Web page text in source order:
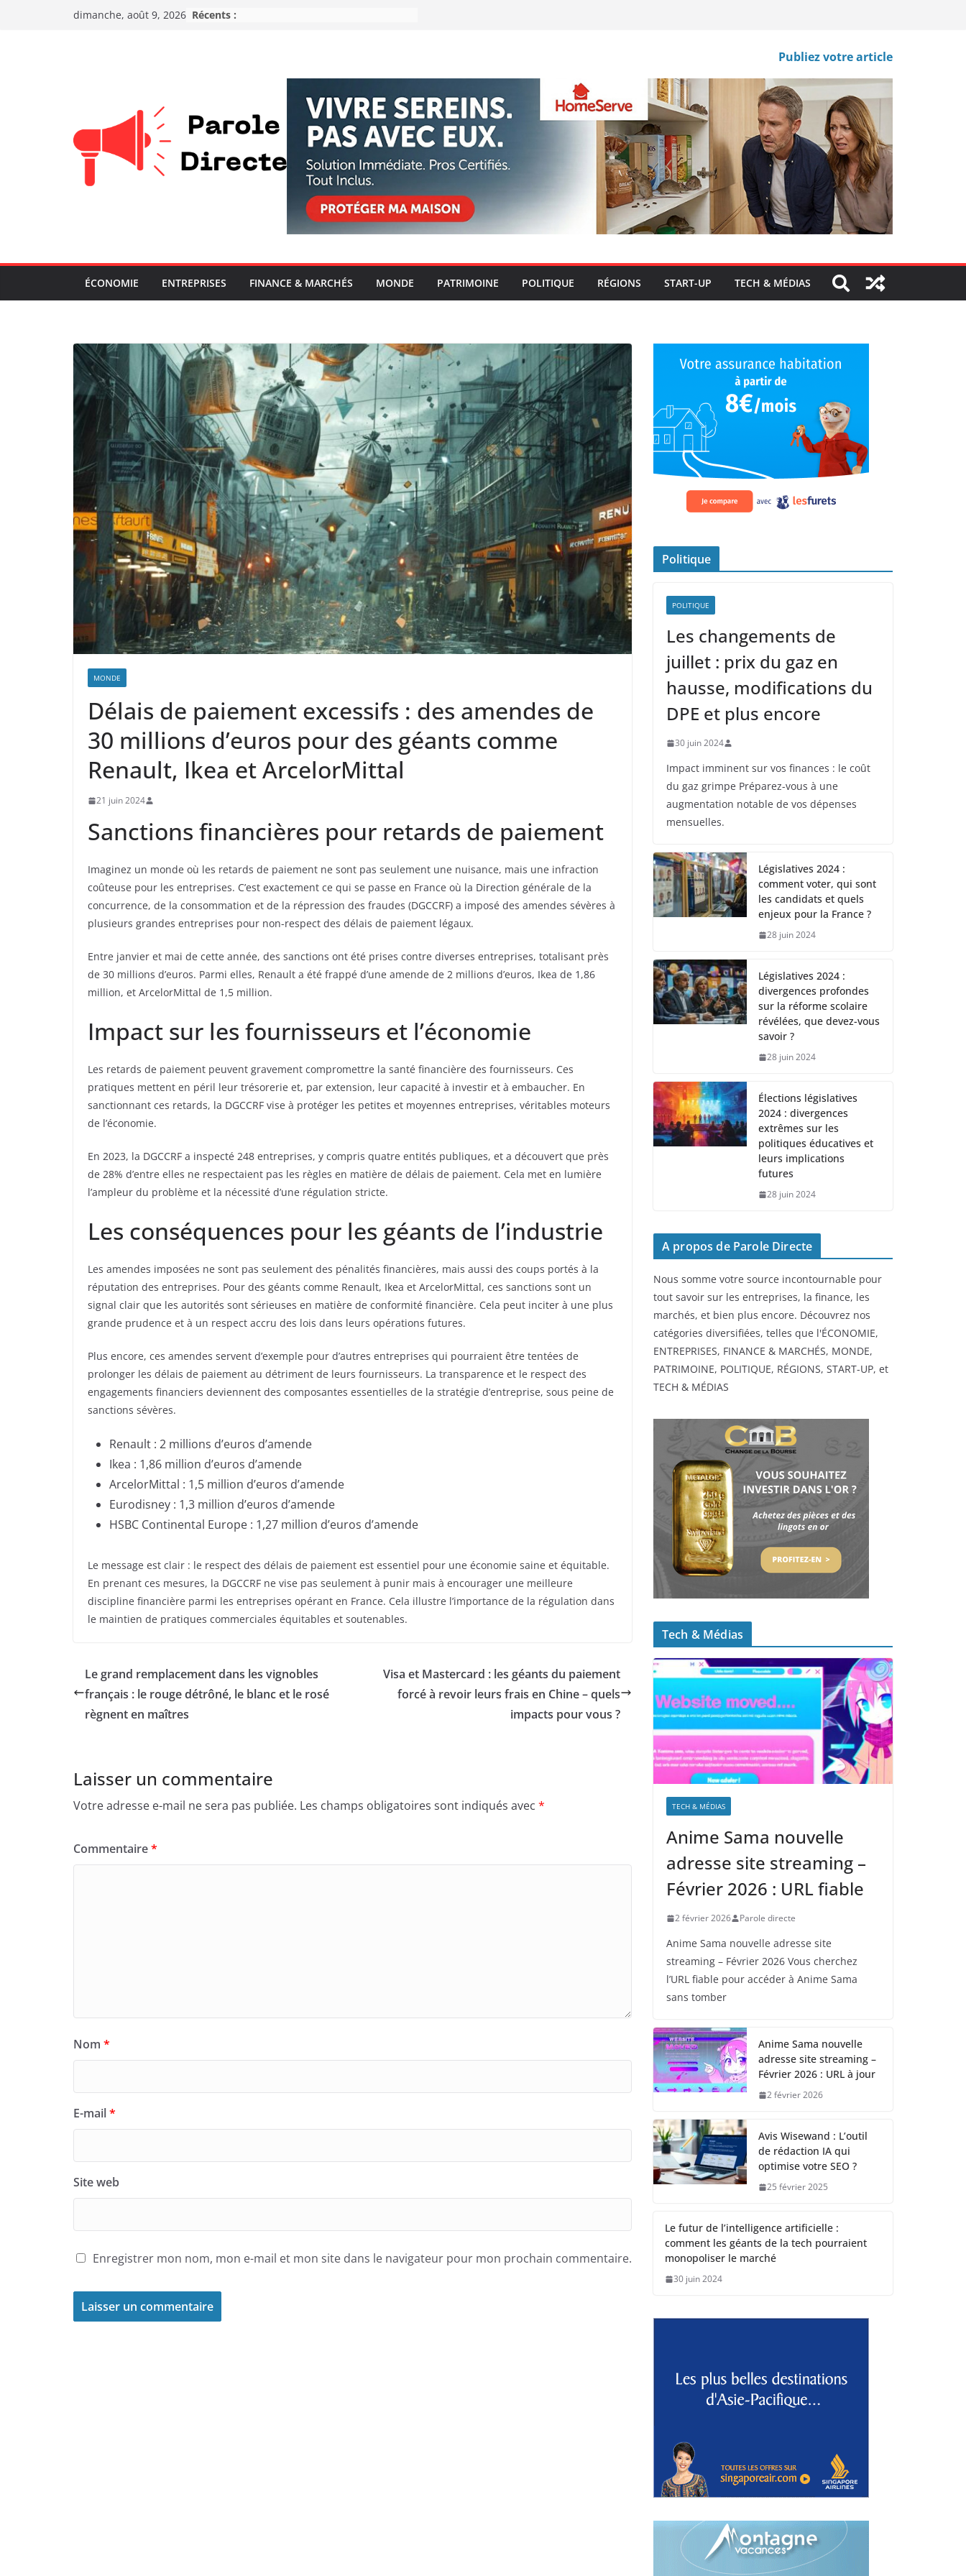
dimanche, août 9, 2026 Récents :
Publiez votre article
ÉCONOMIE ENTREPRISES FINANCE & MARCHÉS MONDE PATRIMOINE POLITIQUE RÉGIONS START-UP TECH & MÉDIAS
MONDE
Délais de paiement excessifs : des amendes de
30 millions d’euros pour des géants comme
Renault, Ikea et ArcelorMittal
21 juin 2024
Sanctions financières pour retards de paiement
Imaginez un monde où les retards de paiement ne sont pas seulement une nuisance, mais une infraction
coûteuse pour les entreprises. C’est exactement ce qui se passe en France où la Direction générale de la
concurrence, de la consommation et de la répression des fraudes (DGCCRF) a imposé des amendes sévères à
plusieurs grandes entreprises pour non-respect des délais de paiement légaux.
Entre janvier et mai de cette année, des sanctions ont été prises contre diverses entreprises, totalisant près
de 30 millions d’euros. Parmi elles, Renault a été frappé d’une amende de 2 millions d’euros, Ikea de 1,86
million, et ArcelorMittal de 1,5 million.
Impact sur les fournisseurs et l’économie
Les retards de paiement peuvent gravement compromettre la santé financière des fournisseurs. Ces
pratiques mettent en péril leur trésorerie et, par extension, leur capacité à investir et à embaucher. En
sanctionnant ces retards, la DGCCRF vise à protéger les petites et moyennes entreprises, véritables moteurs
de l’économie.
En 2023, la DGCCRF a inspecté 248 entreprises, y compris quatre entités publiques, et a découvert que près
de 28% d’entre elles ne respectaient pas les règles en matière de délais de paiement. Cela met en lumière
l’ampleur du problème et la nécessité d’une régulation stricte.
Les conséquences pour les géants de l’industrie
Les amendes imposées ne sont pas seulement des pénalités financières, mais aussi des coups portés à la
réputation des entreprises. Pour des géants comme Renault, Ikea et ArcelorMittal, ces sanctions sont un
signal clair que les autorités sont sérieuses en matière de conformité financière. Cela peut inciter à une plus
grande prudence et à un respect accru des lois dans leurs opérations futures.
Plus encore, ces amendes servent d’exemple pour d’autres entreprises qui pourraient être tentées de
prolonger les délais de paiement au détriment de leurs fournisseurs. La transparence et le respect des
engagements financiers deviennent des composantes essentielles de la stratégie d’entreprise, sous peine de
sanctions sévères.
Renault : 2 millions d’euros d’amende
Ikea : 1,86 million d’euros d’amende
ArcelorMittal : 1,5 million d’euros d’amende
Eurodisney : 1,3 million d’euros d’amende
HSBC Continental Europe : 1,27 million d’euros d’amende
Le message est clair : le respect des délais de paiement est essentiel pour une économie saine et équitable.
En prenant ces mesures, la DGCCRF ne vise pas seulement à punir mais à encourager une meilleure
discipline financière parmi les entreprises opérant en France. Cela illustre l’importance de la régulation dans
le maintien de pratiques commerciales équitables et soutenables.
Le grand remplacement dans les vignobles
français : le rouge détrôné, le blanc et le rosé
règnent en maîtres
Visa et Mastercard : les géants du paiement
forcé à revoir leurs frais en Chine – quels
impacts pour vous ?
Laisser un commentaire
Votre adresse e-mail ne sera pas publiée. Les champs obligatoires sont indiqués avec *
Commentaire*
Nom *
E-mail*
Site web
Enregistrer mon nom, mon e-mail et mon site dans le navigateur pour mon prochain commentaire.
Politique
POLITIQUE
Les changements de
juillet : prix du gaz en
hausse, modifications du
DPE et plus encore
30 juin 2024
Impact imminent sur vos finances : le coût
du gaz grimpe Préparez-vous à une
augmentation notable de vos dépenses
mensuelles.
Législatives 2024 :
comment voter, qui sont
les candidats et quels
enjeux pour la France ?
28 juin 2024
Législatives 2024 :
divergences profondes
sur la réforme scolaire
révélées, que devez-vous
savoir ?
28 juin 2024
Élections législatives
2024 : divergences
extrêmes sur les
politiques éducatives et
leurs implications
futures
28 juin 2024
A propos de Parole Directe
Nous somme votre source incontournable pour
tout savoir sur les entreprises, la finance, les
marchés, et bien plus encore. Découvrez nos
catégories diversifiées, telles que l'ÉCONOMIE,
ENTREPRISES, FINANCE & MARCHÉS, MONDE,
PATRIMOINE, POLITIQUE, RÉGIONS, START-UP, et
TECH & MÉDIAS
Tech & Médias
TECH & MÉDIAS
Anime Sama nouvelle
adresse site streaming –
Février 2026 : URL fiable
2 février 2026 Parole directe
Anime Sama nouvelle adresse site
streaming – Février 2026 Vous cherchez
l’URL fiable pour accéder à Anime Sama
sans tomber
Anime Sama nouvelle
adresse site streaming –
Février 2026 : URL à jour
2 février 2026
Avis Wisewand : L’outil
de rédaction IA qui
optimise votre SEO ?
25 février 2025
Le futur de l’intelligence artificielle :
comment les géants de la tech pourraient
monopoliser le marché
30 juin 2024